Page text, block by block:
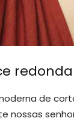
de
nossas